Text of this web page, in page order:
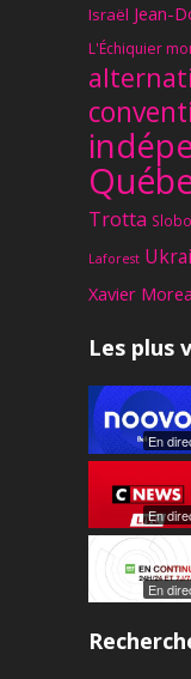
Israël Jean-
L'Échiquier
Trotta
Laforest
Xavier
Les plus
En
En
En